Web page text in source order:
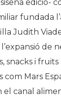
edició-
fundada
Judith
de
snacks i
Mars
canal